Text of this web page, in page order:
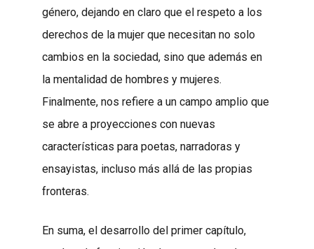
género, dejando en claro que el respeto a los
derechos de la mujer que necesitan no solo
cambios en la sociedad, sino que además en
la mentalidad de hombres y mujeres.
Finalmente, nos refiere a un campo amplio que
se abre a proyecciones con nuevas
características para poetas, narradoras y
ensayistas, incluso más allá de las propias
fronteras.
En suma, el desarrollo del primer capítulo,